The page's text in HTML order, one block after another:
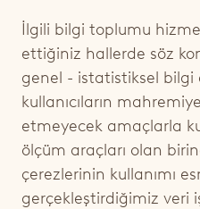
İlgili bilgi toplumu
ettiğiniz hallerde söz
genel - istatistiksel
kullanıcıların
etmeyecek amaçlarla
ölçüm araçları olan
çerezlerinin kullanımı
gerçekleştirdiğimiz veri